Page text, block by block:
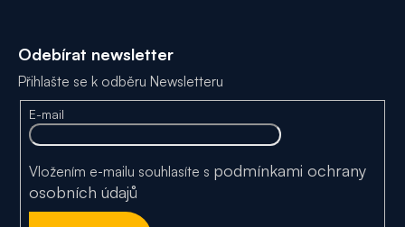
Odebírat newsletter
Přihlašte se k odběru Newsletteru
E-mail
Vložením e-mailu souhlasíte s podmínkami ochrany
osobních údajů